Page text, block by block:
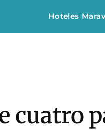
Hoteles
cuatro